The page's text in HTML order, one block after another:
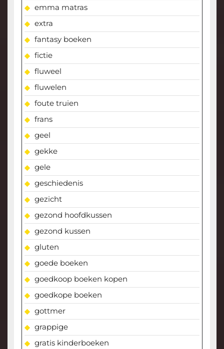
emma matras
extra
fantasy boeken
fictie
fluweel
fluwelen
foute truien
frans
geel
gekke
gele
geschiedenis
gezicht
gezond hoofdkussen
gezond kussen
gluten
goede boeken
goedkoop boeken kopen
goedkope boeken
gottmer
grappige
gratis kinderboeken